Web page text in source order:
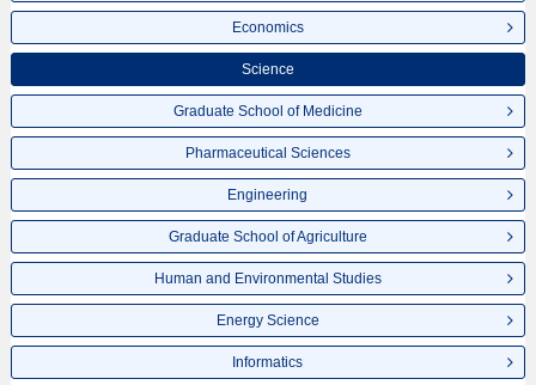
Economics
Science
Graduate School of Medicine
Pharmaceutical Sciences
Engineering
Graduate School of Agriculture
Human and Environmental Studies
Energy Science
Informatics